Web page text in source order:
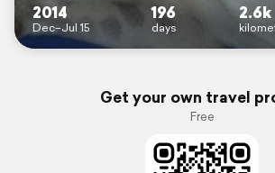
2014
Dec–Jul 15
196
days
2.6k
Get your own travel
Free